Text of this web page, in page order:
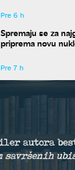
Pre 6 h
Spremaju se za
priprema novu
Pre 7 h